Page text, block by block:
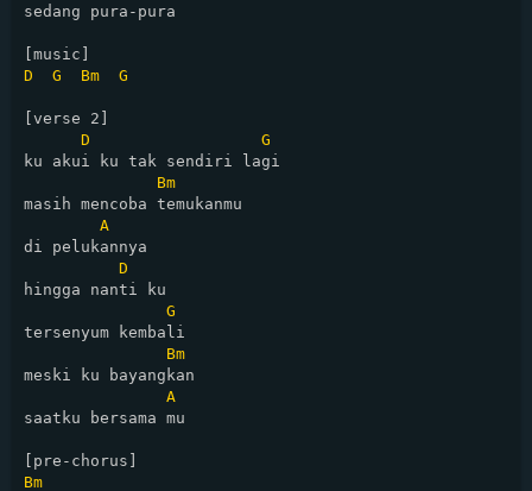
sedang pura-pura
D
G Bm G
[verse 2]
D
G
ku akui ku tak sendiri lagi
Bm
masih mencoba temukanmu
A
di pelukannya
D
hingga nanti ku
G
tersenyum kembali
Bm
meski ku bayangkan
A
saatku bersama mu
Bm